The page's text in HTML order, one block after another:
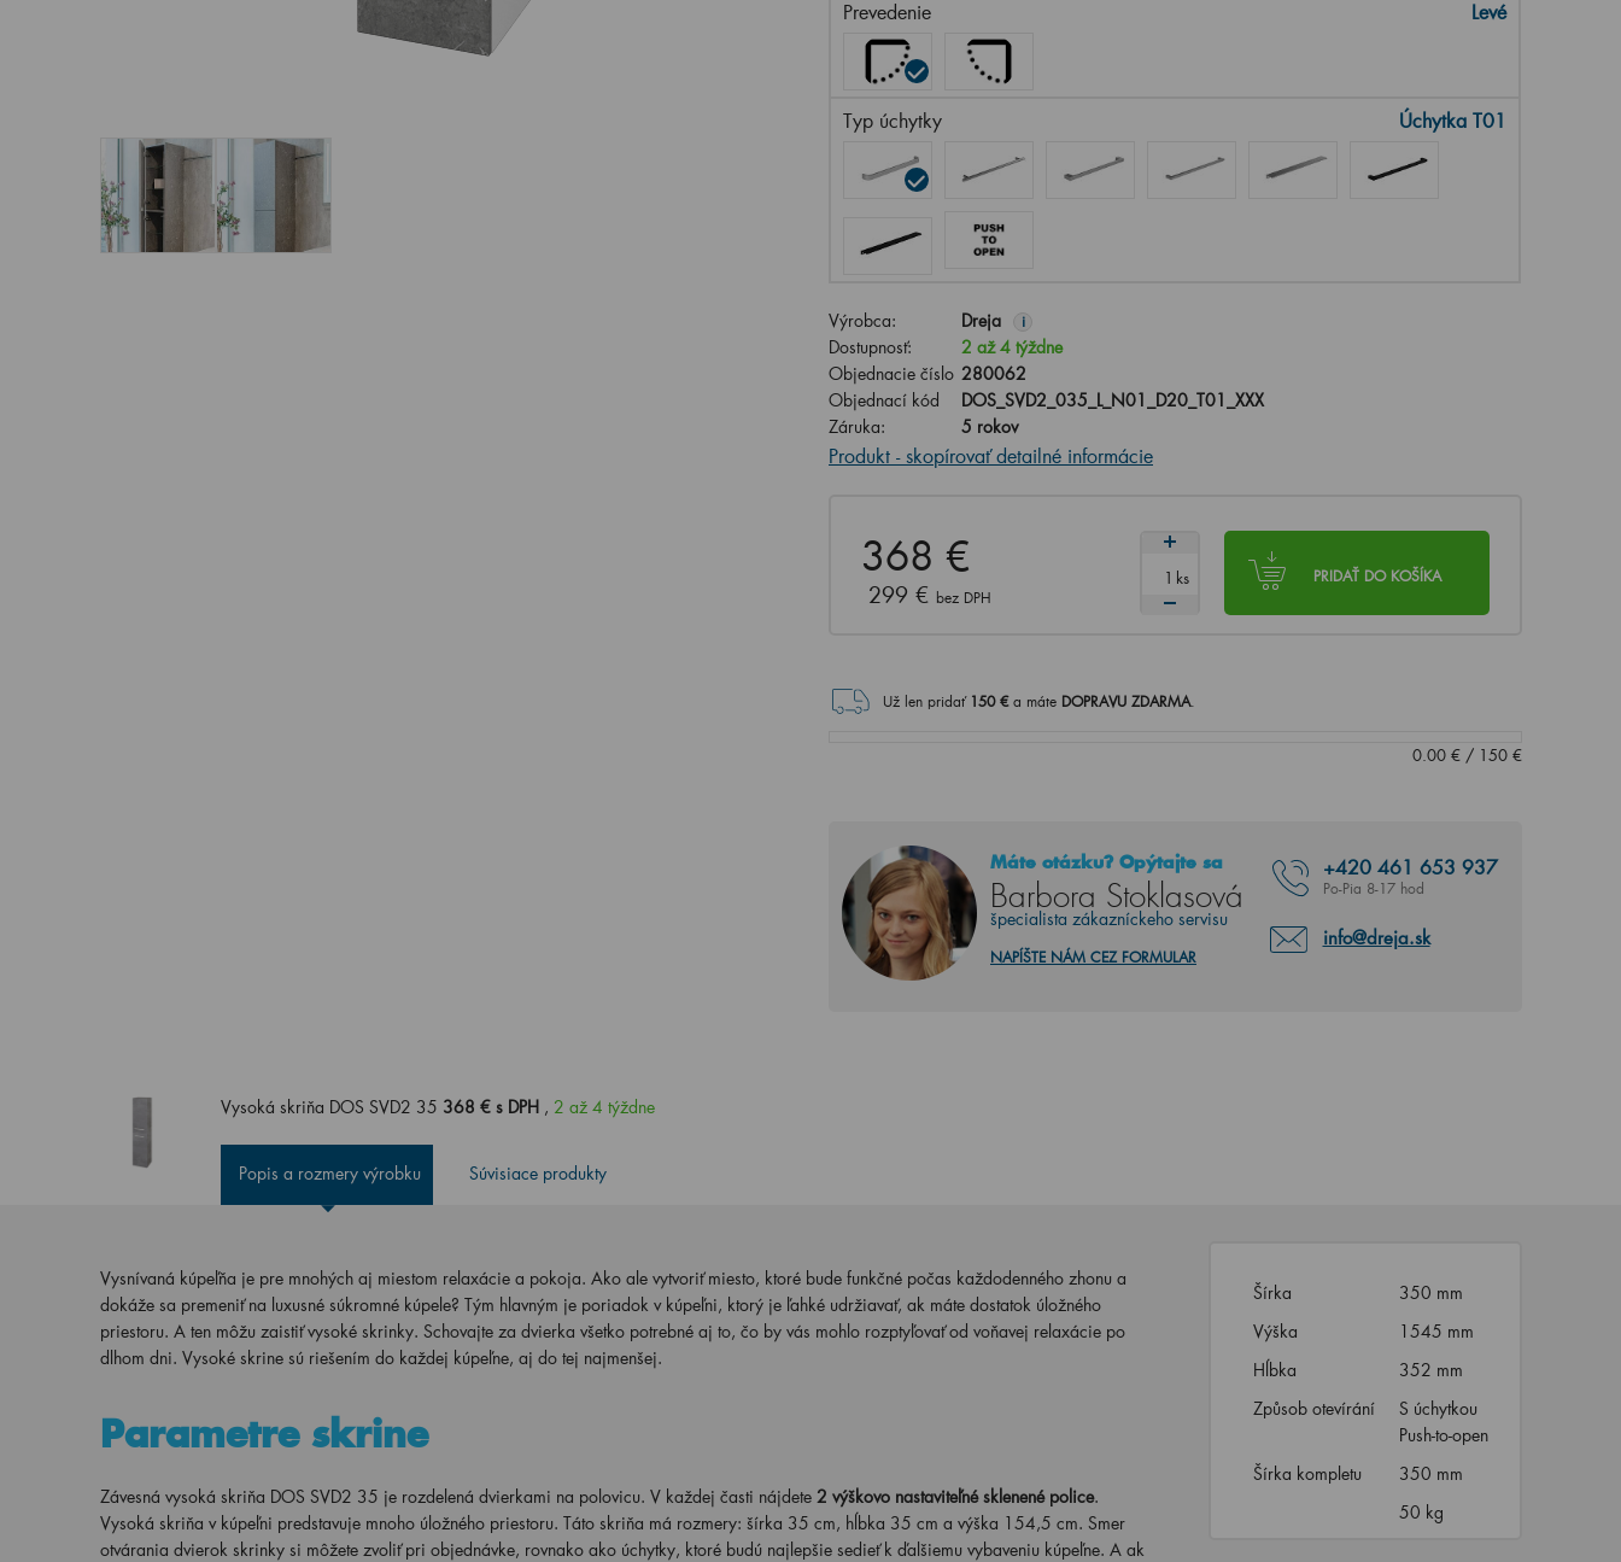
Prevedenie Levé
Typ úchytky Úchytka T01
Výrobca: Dreja i
Dostupnosť:
2 až 4 týždne
Objednacie číslo 280062
Objednací kód
DOS_SVD2_035_L_N01_D20_T01_XXX
Záruka:
5 rokov
Produkt - skopírovať detailné informácie
368 €
299 € bez DPH
PRIDAŤ DO KOŠÍKA
ks
Už len pridať 150€ a máte DOPRAVU ZDARMA.
0.00€/ 150€
Máte otázku? Opýtajte sa
Barbora Stoklasová
špecialista zákazníckeho servisu
+420 461 653 937
Po-Pia 8-17 hod
info@dreja.sk
NAPÍŠTE NÁM CEZ FORMULAR
Vysoká skriňa DOS SVD2 35 368 € s DPH , 2 až 4 týždne
Popis a rozmery výrobku Súvisiace produkty
Vysnívaná kúpeľňa je pre mnohých aj miestom relaxácie a pokoja. Ako ale vytvoriť miesto, ktoré bude funkčné počas každodenného zhonu a
dokáže sa premeniť na luxusné súkromné kúpele? Tým hlavným je poriadok v kúpeľni, ktorý je ľahké udržiavať, ak máte dostatok úložného
priestoru. A ten môžu zaistiť vysoké skrinky. Schovajte za dvierka všetko potrebné aj to, čo by vás mohlo rozptyľovať od voňavej relaxácie po
dlhom dni. Vysoké skrine sú riešením do každej kúpeľne, aj do tej najmenšej.
Parametre skrine
Závesná vysoká skriňa DOS SVD2 35 je rozdelená dvierkami na polovicu. V každej časti nájdete 2 výškovo nastaviteľné sklenené police.
Vysoká skriňa v kúpeľni predstavuje mnoho úložného priestoru. Táto skriňa má rozmery: šírka 35 cm, hĺbka 35 cm a výška 154,5 cm. Smer
otvárania dvierok skrinky si môžete zvoliť pri objednávke, rovnako ako úchytky, ktoré budú najlepšie sedieť k ďalšiemu vybaveniu kúpeľne. A ak
Šírka
350 mm
Výška
1545 mm
Hĺbka
352 mm
Způsob otevírání
S úchytkou
Push-to-open
Šírka kompletu
350 mm
50 kg